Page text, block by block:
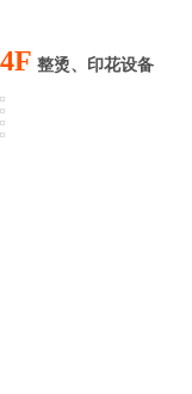
4F 整烫、印花设备